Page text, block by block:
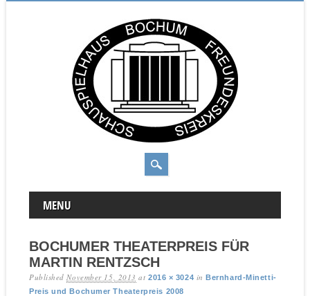
MAIN MENU
MENU
BOCHUMER THEATERPREIS FÜR
MARTIN RENTZSCH
PublishedNovember 15, 2013 at2016 × 3024 inBernhard-Minetti-
Preis und Bochumer Theaterpreis 2008